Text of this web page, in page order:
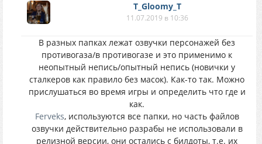
T_Gloomy_T
11.07.2019 в 10:36
В разных папках лежат озвучки персонажей без
противогаза/в противогазе и это применимо к
неопытный непись/опытный непись (новички у
сталкеров как правило без масок). Как-то так. Можно
прислушаться во время игры и определить что где и
как.
Ferveks, используются все папки, но часть файлов
озвучки действительно разрабы не использовали в
релизной версии, они остались с билдоты, т.е. их